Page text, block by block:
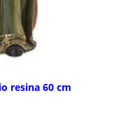
resina 60 cm